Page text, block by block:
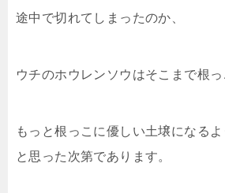
途中で切れてしまったのか、
ウチのホウレンソウはそこまで根
もっと根っこに優しい土壌になる
と思った次第であります。